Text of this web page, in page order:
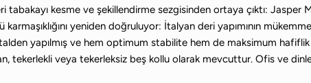
kesme ve şekillendirme sezgisinden ortaya çıktı: Jasper
yeniden doğruluyor: İtalyan deri yapımının
yapılmış ve hem optimum stabilite hem de maksimum
tekerlekli veya tekerleksiz beş kollu olarak mevcuttur. Ofis ve